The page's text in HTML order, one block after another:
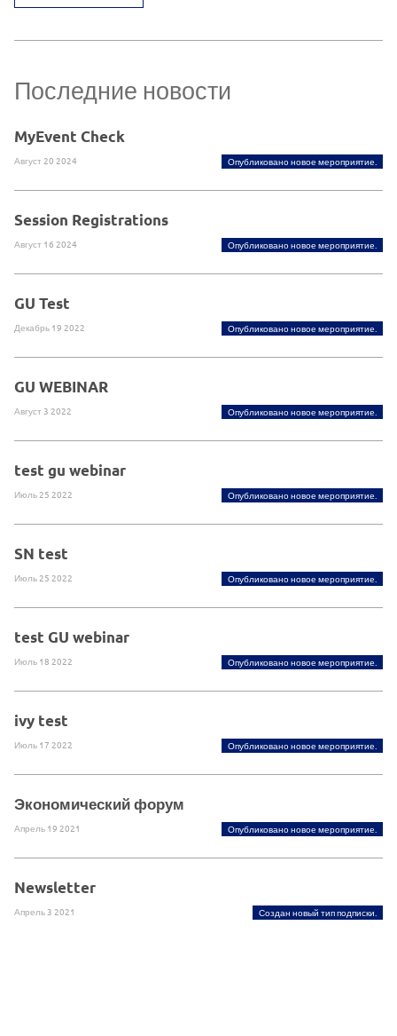
Последние новости
MyEvent Check
Август 20 2024 Опубликовано новое мероприятие.
Session Registrations
Август 16 2024 Опубликовано новое мероприятие.
GU Test
Декабрь 19 2022 Опубликовано новое мероприятие.
GU WEBINAR
Август 3 2022 Опубликовано новое мероприятие.
test gu webinar
Июль 25 2022 Опубликовано новое мероприятие.
SN test
Июль 25 2022 Опубликовано новое мероприятие.
test GU webinar
Июль 18 2022 Опубликовано новое мероприятие.
ivy test
Июль 17 2022 Опубликовано новое мероприятие.
Экономический форум
Апрель 19 2021 Опубликовано новое мероприятие.
Newsletter
Апрель 3 2021 Создан новый тип подписки.